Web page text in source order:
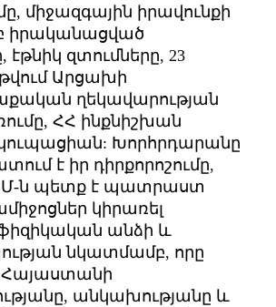
միջազգային իրավունքի
էթնիկ զտումները, 23
թվում Արցախի
ղեկավարության
ՀՀ ինքնիշխան
Խորհրդարանը
է իր դիրքորոշումը,
ն պետք է պատրաստ
կիրառել
անձի և
նկատմամբ, որը
Հայաստանի
անկախությանը և